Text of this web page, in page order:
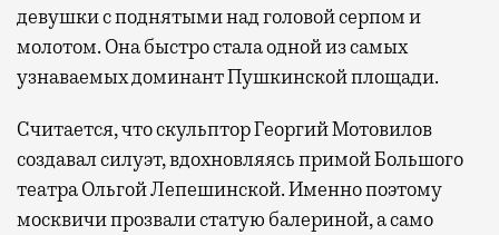
девушки с поднятыми над головой серпом и
молотом. Она быстро стала одной из самых
узнаваемых доминант Пушкинской площади.
Считается, что скульптор Георгий Мотовилов
создавал силуэт, вдохновляясь примой Большого
театра Ольгой Лепешинской. Именно поэтому
москвичи прозвали статую балериной, а само